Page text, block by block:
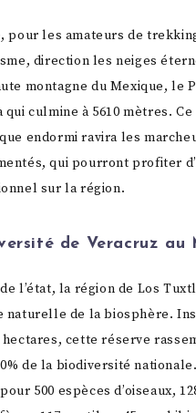
pour les amateurs de
direction les neiges
montagne du Mexique, le
qui culmine à 5610 mètres.
endormi ravira les
qui pourront profiter
sur la région.
de Veracruz au
l’état, la région de Los
naturelle de la biosphère.
hectares, cette réserve
de la biodiversité nationale.
500 espèces d’oiseaux,